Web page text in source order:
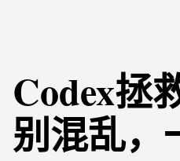
Codex拯
别混乱，